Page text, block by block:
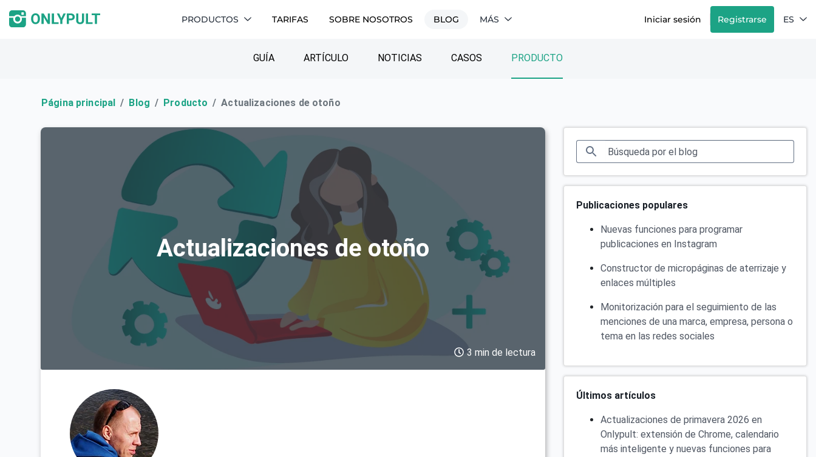
PRODUCTOS TARIFAS SOBRE NOSOTROS BLOG MÁS Iniciar sesión Registrarse ES
GUÍA ARTÍCULO NOTICIAS CASOS PRODUCTO
Página principal Blog Producto Actualizaciones de otoño
Actualizaciones de otoño
3 min de lectura
Publicaciones populares
Nuevas funciones para programar
publicaciones en Instagram
Constructor de micropáginas de aterrizaje y
enlaces múltiples
Monitorización para el seguimiento de las
menciones de una marca, empresa, persona o
tema en las redes sociales
Últimos artículos
Actualizaciones de primavera 2026 en
Onlypult: extensión de Chrome, calendario
más inteligente y nuevas funciones para